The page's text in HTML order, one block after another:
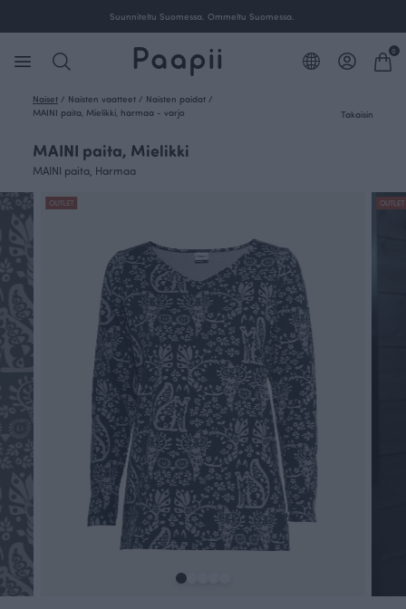
Suunniteltu Suomessa. Ommeltu Suomessa.
0
Naiset / Naisten vaatteet / Naisten paidat /
MAINI paita, Mielikki, harmaa - varjo
Takaisin
MAINI paita, Mielikki
MAINI paita, Harmaa
OUTLET OUTLET